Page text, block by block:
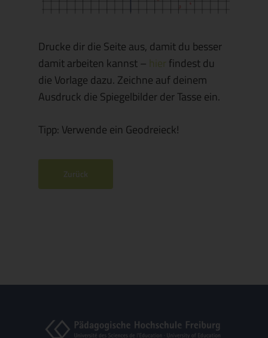
Drucke dir die Seite aus, damit du besser
damit arbeiten kannst – hierfindest du
die Vorlage dazu. Zeichne auf deinem
Ausdruck die Spiegelbilder der Tasse ein.
Tipp: Verwende ein Geodreieck!
Zurück